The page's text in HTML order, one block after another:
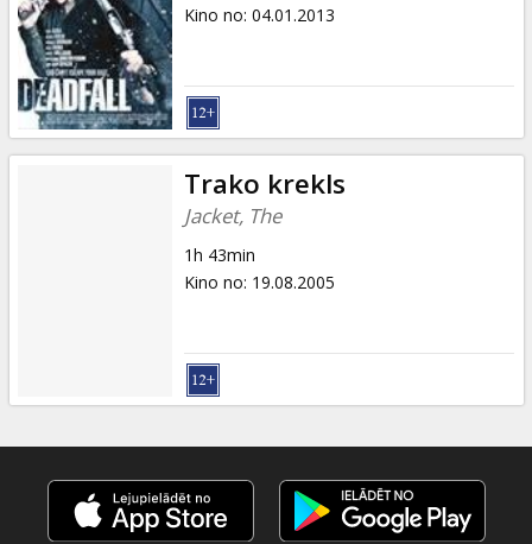
Kino no: 04.01.2013
Trako krekls
Jacket, The
1h 43min
Kino no: 19.08.2005